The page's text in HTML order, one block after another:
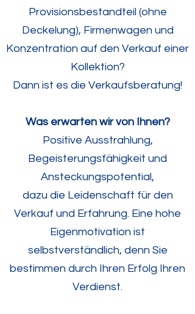
Provisionsbestandteil (ohne
Deckelung), Firmenwagen und
Konzentration auf den Verkauf einer
Kollektion?
Dann ist es die Verkaufsberatung!
Was erwarten wir von Ihnen?
Positive Ausstrahlung,
Begeisterungsfähigkeit und
Ansteckungspotential,
dazu die Leidenschaft für den
Verkauf und Erfahrung. Eine hohe
Eigenmotivation ist
selbstverständlich, denn Sie
bestimmen durch Ihren Erfolg Ihren
Verdienst.